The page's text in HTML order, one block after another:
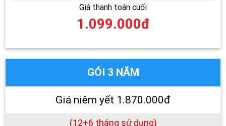
Giá thanh toán cuối
1.099.000đ
GÓI 3 NĂM
Giá niêm yết 1.870.000đ
(12+6 tháng sử dụng)